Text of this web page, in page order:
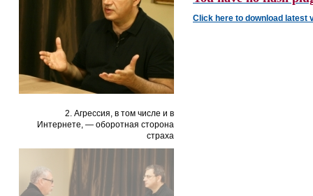
2. Агрессия, в том числе и в
Интернете, — оборотная сторона
страха
Click here to download latest